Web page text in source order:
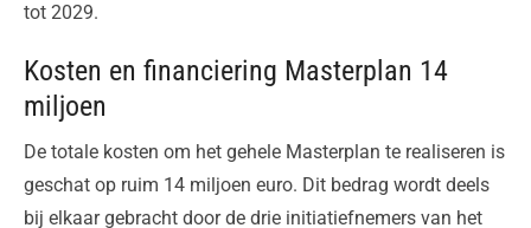
tot 2029.
Kosten en financiering Masterplan 14
miljoen
De totale kosten om het gehele Masterplan te realiseren is
geschat op ruim 14 miljoen euro. Dit bedrag wordt deels
bij elkaar gebracht door de drie initiatiefnemers van het